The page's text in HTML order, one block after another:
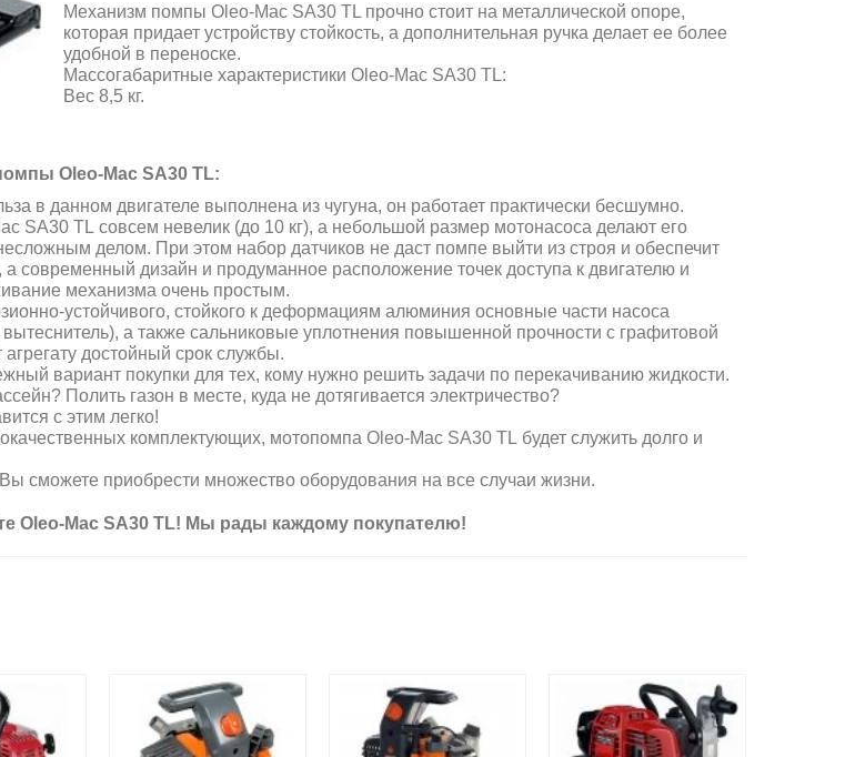
Механизм помпы Oleo-Mac SА30 ТL прочно стоит на металлической опоре,
которая придает устройству стойкость, а дополнительная ручка делает ее более
удобной в переноске.
Массогабаритные характеристики Oleo-Mac SА30 ТL:
Вес 8,5 кг.
Oleo-Mac SА30 ТL:
в данном двигателе выполнена из чугуна, он работает практически бесшумно.
SА30 ТL совсем невелик (до 10 кг), а небольшой размер мотонасоса делают его
делом. При этом набор датчиков не даст помпе выйти из строя и обеспечит
а современный дизайн и продуманное расположение точек доступа к двигателю и
механизма очень простым.
устойчивого, стойкого к деформациям алюминия основные части насоса
вытеснитель), а также сальниковые уплотнения повышенной прочности с графитовой
агрегату достойный срок службы.
вариант покупки для тех, кому нужно решить задачи по перекачиванию жидкости.
Полить газон в месте, куда не дотягивается электричество?
с этим легко!
комплектующих, мотопомпа Oleo-Mac SА30 ТL будет служить долго и
сможете приобрести множество оборудования на все случаи жизни.
Oleo-Mac SА30 ТL! Мы рады каждому покупателю!